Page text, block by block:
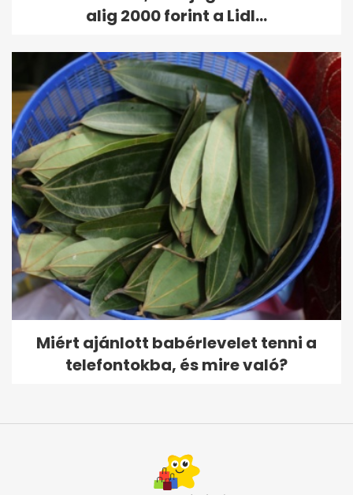
alig 2000 forint a Lidl...
Miért ajánlott babérlevelet tenni a
telefontokba, és mire való?